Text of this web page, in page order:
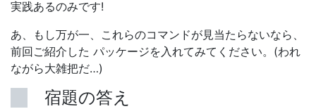
実践あるのみです!
あ、もし万が一、これらのコマンドが見当たらないなら、
前回ご紹介した パッケージを入れてみてください。(われ
ながら大雑把だ…)
宿題の答え